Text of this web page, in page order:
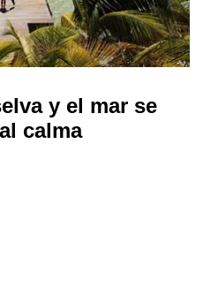
y el mar se
calma